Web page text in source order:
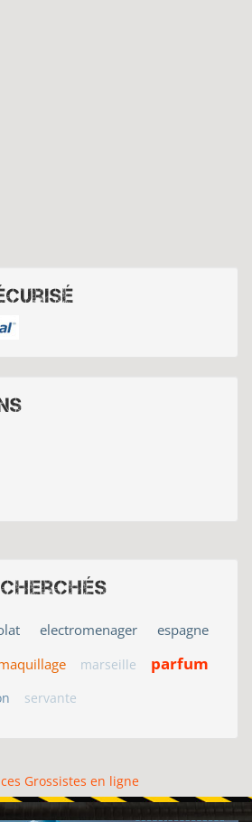
electromenager
espagne
marseille parfum
servante
Grossistes en ligne